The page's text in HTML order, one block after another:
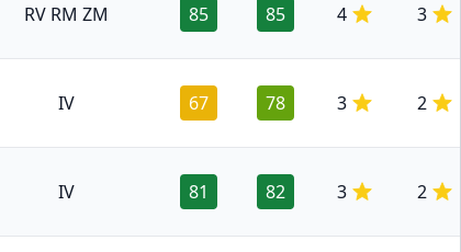
RV RM ZM 85 85 4 3
IV 67 78 3 2
IV 81 82 3 2